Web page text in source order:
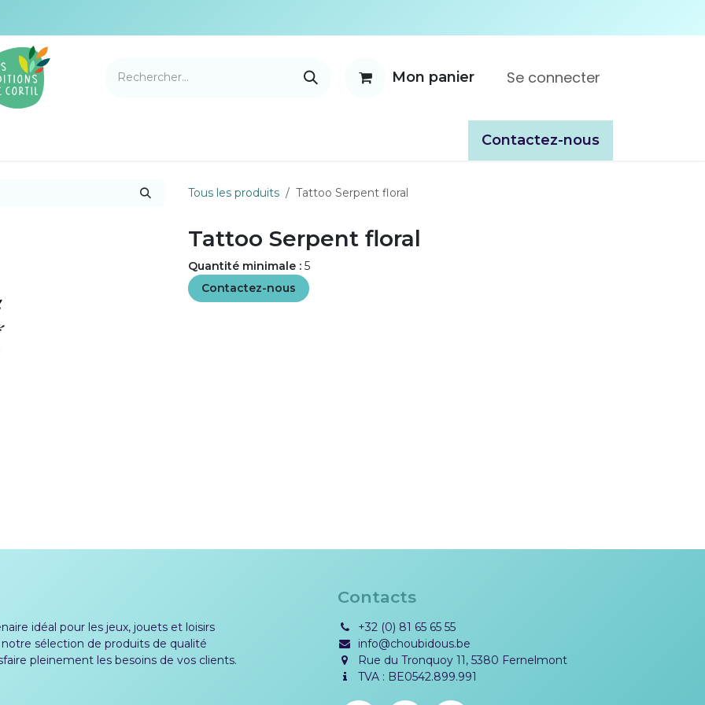
Mon panier Se connecter
Catalogues
​​Contactez-nous
Tous les produits Tattoo Serpent floral
Tattoo Serpent floral
Quantité minimale : 5
Contactez-nous
idéal pour les jeux, jouets et loisirs
sélection de produits de qualité
pleinement les besoins de vos clients.
Contacts
+32 (0) 81 65 65 55
info@choubidous.be
Rue du Tronquoy 11, 5380 Fernelmont
TVA : BE0542.899.991